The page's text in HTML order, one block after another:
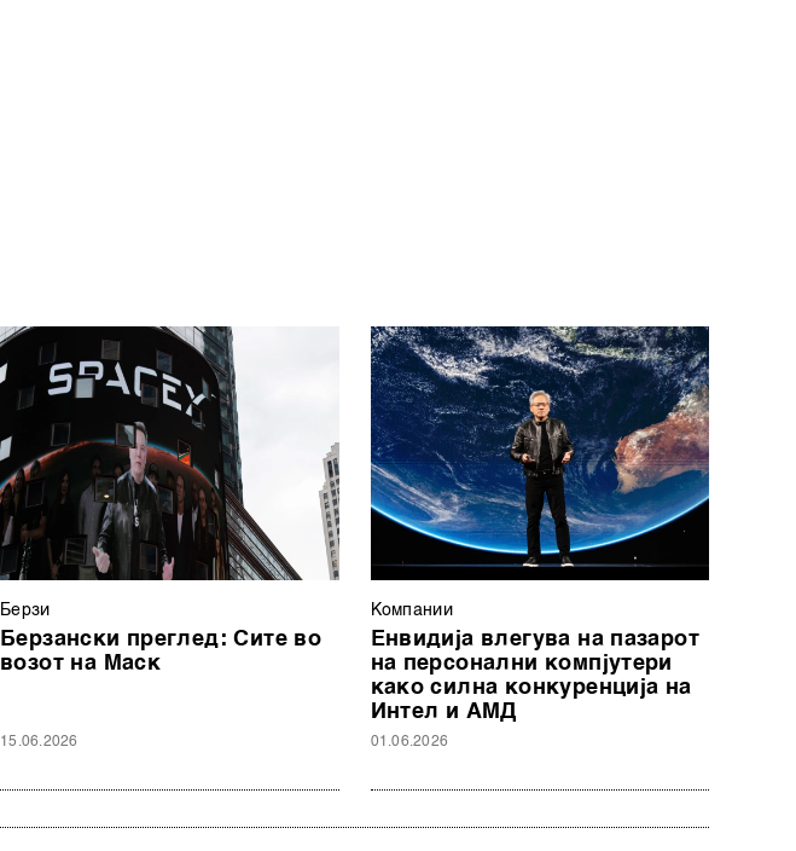
Берзи
Берзански преглед: Сите во
возот на Маск
15.06.2026
Компании
Енвидија влегува на пазарот
на персонални компјутери
како силна конкуренција на
Интел и АМД
01.06.2026